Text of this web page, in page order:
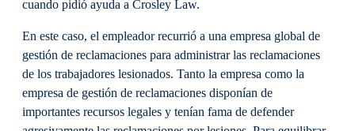
cuando pidió ayuda a Crosley Law.
En este caso, el empleador recurrió a una empresa global de
gestión de reclamaciones para administrar las reclamaciones
de los trabajadores lesionados. Tanto la empresa como la
empresa de gestión de reclamaciones disponían de
importantes recursos legales y tenían fama de defender